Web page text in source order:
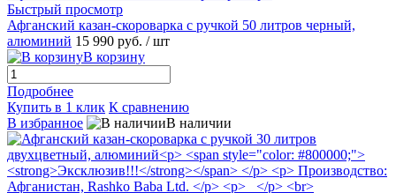
Быстрый просмотр
Афганский казан-скороварка с ручкой 50 литров черный,
алюминий 15 990 руб. / шт
В корзину
Подробнее
Купить в 1 клик К сравнению
В избранное
В наличии